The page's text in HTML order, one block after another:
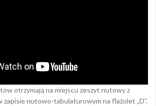
otrzymają na miejscu zeszyt nutowy z
zapisie nutowo-tabulaturowym na flażolet „D”.